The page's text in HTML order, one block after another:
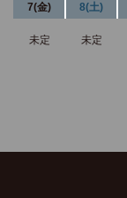
7(金) 8(土)
未定 未定